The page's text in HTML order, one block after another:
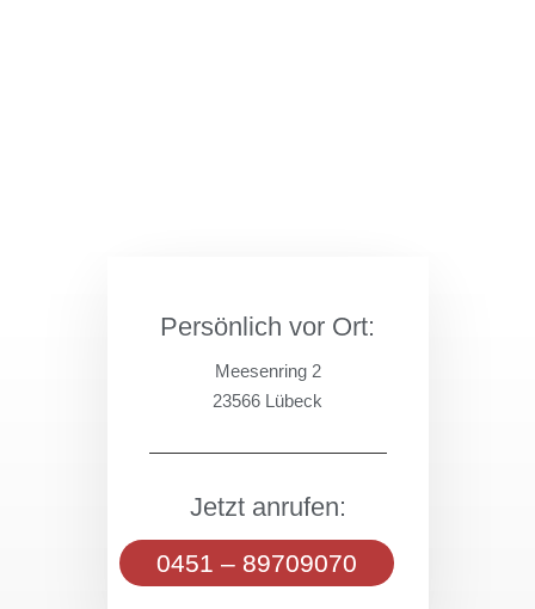
Persönlich vor Ort:
Meesenring 2
23566 Lübeck
Jetzt anrufen:
0451 – 89709070